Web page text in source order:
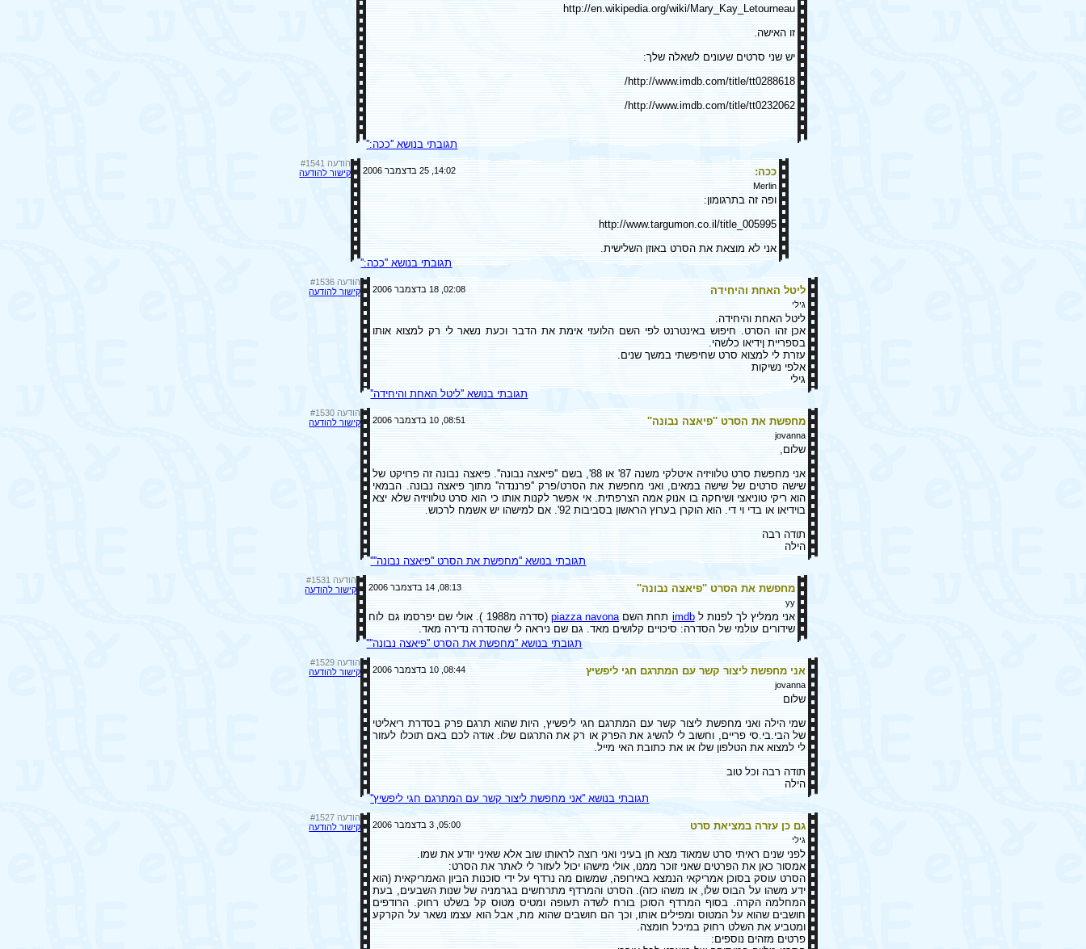
http://en.wikipedia.org/wiki/Mary_Kay_Letourneau
זו האישה.
יש שני סרטים שעונים לשאלה שלך:
http://www.imdb.com/title/tt0288618/
http://www.imdb.com/title/tt0232062/
תגובתי בנושא ''ככה:''
ככה:
14:02, 25 בדצמבר 2006
Merlin
ופה זה בתרגומון:
http://www.targumon.co.il/title_005995
אני לא מוצאת את הסרט באוזן השלישית.
תגובתי בנושא ''ככה:''
הודעה #1541
קישור להודעה
ליטל האחת והיחידה
02:08, 18 בדצמבר 2006
גילי
ליטל האחת והיחידה.
אכן זהו הסרט. חיפוש באינטרנט לפי השם הלועזי אימת את הדבר וכעת נשאר לי רק למצוא אותו
בספריית ןידיאו כלשהי.
עזרת לי למצוא סרט שחיפשתי במשך שנים.
אלפי נשיקות
גילי
תגובתי בנושא ''ליטל האחת והיחידה''
הודעה #1536
קישור להודעה
מחפשת את הסרט ''פיאצה נבונה''
08:51, 10 בדצמבר 2006
jovanna
שלום,
אני מחפשת סרט טלוויזיה איטלקי משנה 87' או 88', בשם ''פיאצה נבונה''. פיאצה נבונה זה פרויקט של
שישה סרטים של שישה במאים, ואני מחפשת את הסרט/פרק ''פרננדה'' מתוך פיאצה נבונה. הבמאי
הוא ריקי טוניאצי ושיחקה בו אנוק אמה הצרפתית. אי אפשר לקנות אותו כי הוא סרט טלוויזיה שלא יצא
בוידיאו או בדי וי די. הוא הוקרן בערוץ הראשון בסביבות 92'. אם למישהו יש אשמח לרכוש.
תודה רבה
הילה
תגובתי בנושא ''מחפשת את הסרט ''פיאצה נבונה''''
הודעה #1530
קישור להודעה
מחפשת את הסרט ''פיאצה נבונה''
08:13, 14 בדצמבר 2006
yy
אני ממליץ לך לפנות לimdbתחת השםpiazza navona
(סדרה מ1988 ). אולי שם יפרסמו גם לוח
שידורים עולמי של הסדרה: סיכויים קלושים מאד. גם שם ניראה לי שהסדרה נדירה מאד.
תגובתי בנושא ''מחפשת את הסרט ''פיאצה נבונה''''
הודעה #1531
קישור להודעה
אני מחפשת ליצור קשר עם המתרגם חגי ליפשיץ
08:44, 10 בדצמבר 2006
jovanna
שלום
שמי הילה ואני מחפשת ליצור קשר עם המתרגם חגי ליפשיץ, היות שהוא תרגם פרק בסדרת ריאליטי
של הבי.בי.סי פריים, וחשוב לי להשיג את הפרק או רק את התרגום שלו. אודה לכם באם תוכלו לעזור
לי למצוא את הטלפון שלו או את כתובת האי מייל.
תודה רבה וכל טוב
הילה
תגובתי בנושא ''אני מחפשת ליצור קשר עם המתרגם חגי ליפשיץ''
הודעה #1529
קישור להודעה
גם כן עזרה במציאת סרט
05:00, 3 בדצמבר 2006
גילי
לפני שנים ראיתי סרט שמאוד מצא חן בעיני ואני רוצה לראותו שוב אלא שאיני יודע את שמו.
אמסור כאן את הפרטים שאני זוכר ממנו, אולי מישהו יכול לעזור לי לאתר את הסרט:
הסרט עוסק בסוכן אמריקאי הנמצא באירופה, שמשום מה נרדף על ידי סוכנות הביון האמריקאית (הוא
ידע משהו על הבוס שלו, או משהו כזה). הסרט והמרדף מתרחשים בגרמניה של שנות השבעים, בעת
המחלמה הקרה. בסוף המרדף הסוכן בורח לשדה תעופה ומטיס מטוס קל בשלט רחוק. הרודפים
חושבים שהוא על המטוס ומפילים אותו, וכך הם חושבים שהוא מת, אבל הוא עצמו נשאר על הקרקע
ומטביע את השלט רחוק במיכל חומצה.
פרטים מזהים נוספים:
הודעה #1527
קישור להודעה